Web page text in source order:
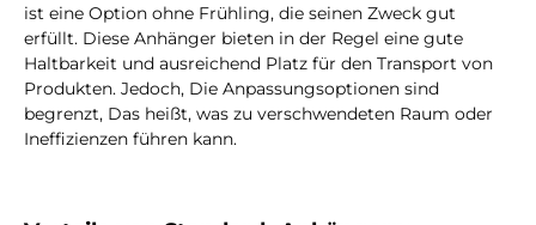
ist eine Option ohne Frühling, die seinen Zweck gut
erfüllt. Diese Anhänger bieten in der Regel eine gute
Haltbarkeit und ausreichend Platz für den Transport von
Produkten. Jedoch, Die Anpassungsoptionen sind
begrenzt, Das heißt, was zu verschwendeten Raum oder
Ineffizienzen führen kann.